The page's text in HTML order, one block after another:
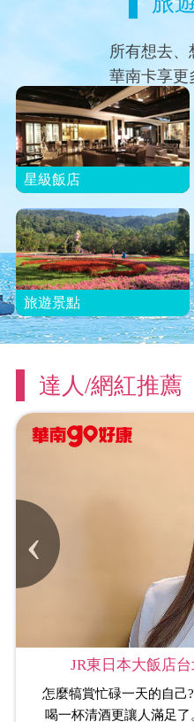
所有想去、
華南卡享更
星級飯店
旅遊景點
達人/網紅推薦
JR東日本大飯店
怎麼犒賞忙碌一天的自己
喝一杯清酒更讓人滿足
‹